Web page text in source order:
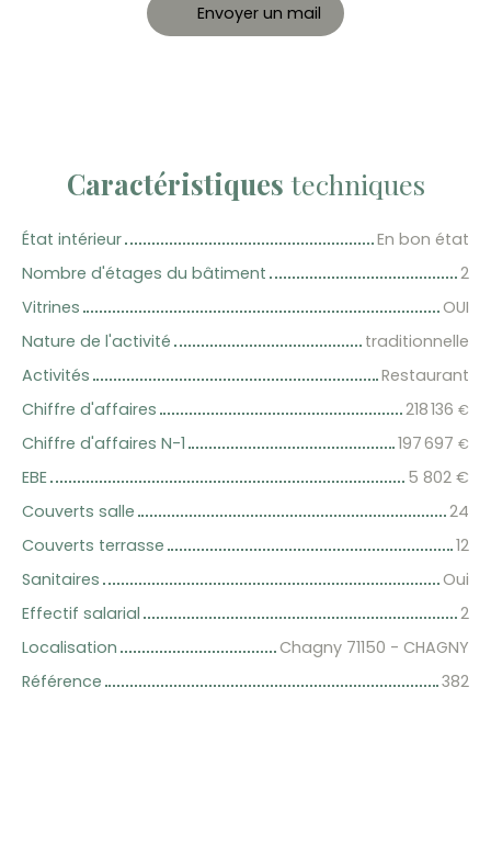
Envoyer un mail
Caractéristiques techniques
État intérieur
En bon état
Nombre d'étages du bâtiment
2
Vitrines
OUI
Nature de l'activité
traditionnelle
Activités
Restaurant
Chiffre d'affaires
218 136 €
Chiffre d'affaires N-1 197 697 €
EBE 5 802 €
Couverts salle
24
Couverts terrasse
12
Sanitaires
Oui
Effectif salarial
2
Localisation
Chagny 71150 - CHAGNY
Référence
382